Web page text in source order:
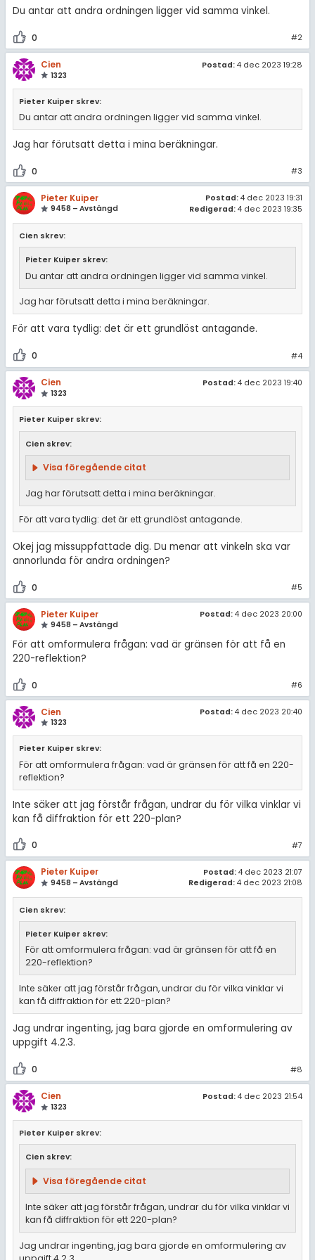
Du antar att andra ordningen ligger vid samma vinkel.
0 #2
Cien
1323
Postad: 4 dec 2023 19:28
Pieter Kuiper skrev:
Du antar att andra ordningen ligger vid samma vinkel.
Jag har förutsatt detta i mina beräkningar.
0 #3
Pieter Kuiper
9458 – Avstängd
Postad: 4 dec 2023 19:31
Redigerad: 4 dec 2023 19:35
Cien skrev:
Pieter Kuiper skrev:
Du antar att andra ordningen ligger vid samma vinkel.
Jag har förutsatt detta i mina beräkningar.
För att vara tydlig: det är ett grundlöst antagande.
0 #4
Cien
1323
Postad: 4 dec 2023 19:40
Pieter Kuiper skrev:
Cien skrev:
Visa föregående citat
Jag har förutsatt detta i mina beräkningar.
För att vara tydlig: det är ett grundlöst antagande.
Okej jag missuppfattade dig. Du menar att vinkeln ska var
annorlunda för andra ordningen?
0 #5
Pieter Kuiper
9458 – Avstängd
Postad: 4 dec 2023 20:00
För att omformulera frågan: vad är gränsen för att få en
220-reflektion?
0 #6
Cien
1323
Postad: 4 dec 2023 20:40
Pieter Kuiper skrev:
För att omformulera frågan: vad är gränsen för att få en 220-
reflektion?
Inte säker att jag förstår frågan, undrar du för vilka vinklar vi
kan få diffraktion för ett 220-plan?
0 #7
Pieter Kuiper
9458 – Avstängd
Postad: 4 dec 2023 21:07
Redigerad: 4 dec 2023 21:08
Cien skrev:
Pieter Kuiper skrev:
För att omformulera frågan: vad är gränsen för att få en
220-reflektion?
Inte säker att jag förstår frågan, undrar du för vilka vinklar vi
kan få diffraktion för ett 220-plan?
Jag undrar ingenting, jag bara gjorde en omformulering av
uppgift 4.2.3.
0 #8
Cien
1323
Postad: 4 dec 2023 21:54
Pieter Kuiper skrev:
Cien skrev:
Visa föregående citat
Inte säker att jag förstår frågan, undrar du för vilka vinklar vi
kan få diffraktion för ett 220-plan?
Jag undrar ingenting, jag bara gjorde en omformulering av